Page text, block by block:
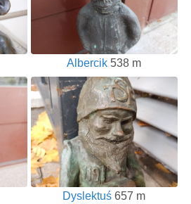
Albercik 538 m
Dyslektuś 657 m